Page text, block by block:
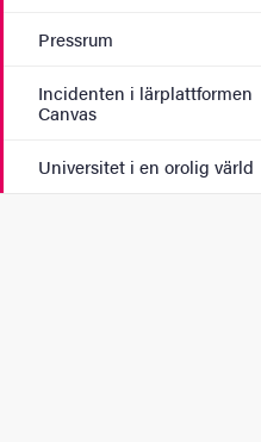
Pressrum
Incidenten i lärplattformen
Canvas
Universitet i en orolig värld